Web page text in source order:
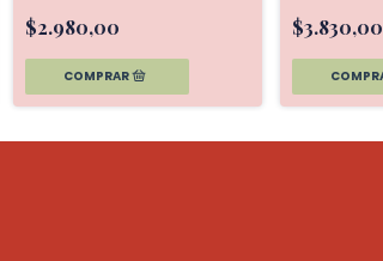
$2.980,00 $3.830,00